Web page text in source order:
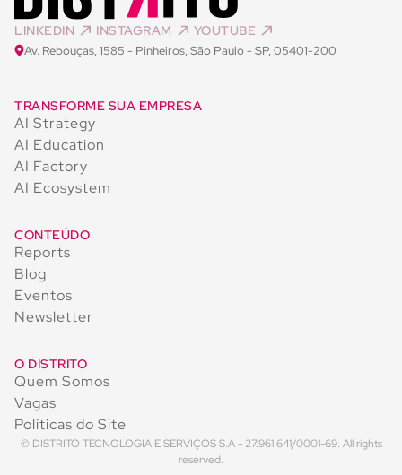
LINKEDIN INSTAGRAM YOUTUBE
Av. Rebouças, 1585 - Pinheiros, São Paulo - SP, 05401-200
TRANSFORME SUA EMPRESA
AI Strategy
AI Education
AI Factory
AI Ecosystem
CONTEÚDO
Reports
Blog
Eventos
Newsletter
O DISTRITO
Quem Somos
Vagas
Políticas do Site
© DISTRITO TECNOLOGIA E SERVIÇOS S.A - 27.961.641/0001-69. All rights
reserved.